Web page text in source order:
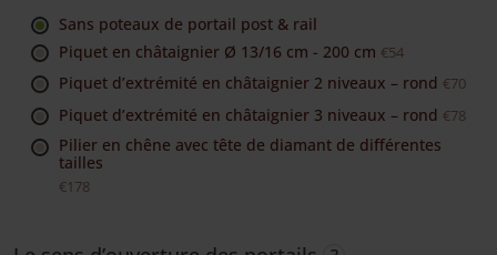
sans poteaux de portail post & rail
Piquet en châtaignier Ø 13/16 cm - 200 cm €54
Piquet d’extrémité en châtaignier 2 niveaux – rond €70
Piquet d’extrémité en châtaignier 3 niveaux – rond €78
Pilier en chêne avec tête de diamant de différentes
tailles
€178